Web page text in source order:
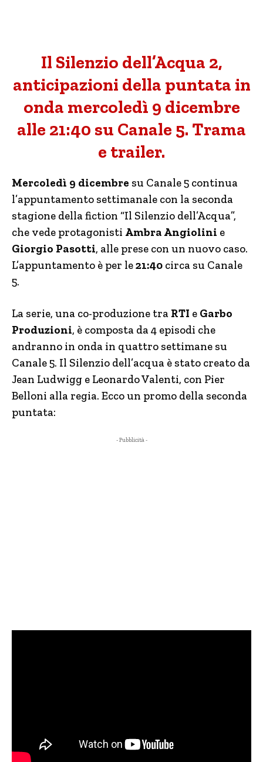
Il Silenzio dell’Acqua 2,
anticipazioni della puntata in
onda mercoledì 9 dicembre
alle 21:40 su Canale 5. Trama
e trailer.
Mercoledì 9 dicembre su Canale 5 continua
l’appuntamento settimanale con la seconda
stagione della fiction “Il Silenzio dell’Acqua”,
che vede protagonisti Ambra Angiolini e
Giorgio Pasotti, alle prese con un nuovo caso.
L’appuntamento è per le21:40 circa su Canale
5.
La serie, una co-produzione tra RTI e Garbo
Produzioni, è composta da 4 episodi che
andranno in onda in quattro settimane su
Canale 5. Il Silenzio dell’acqua è stato creato da
Jean Ludwigg e Leonardo Valenti, con Pier
Belloni alla regia. Ecco un promo della seconda
puntata:
- Pubblicità -